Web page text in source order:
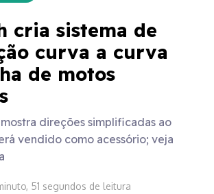
cria sistema de
curva a curva
de motos
direções simplificadas ao
vendido como acessório; veja
51 segundos de leitura